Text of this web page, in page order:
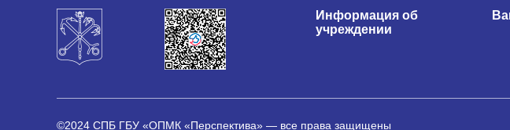
Информация об
учреждении
©2024 СПБ ГБУ «ОПМК «Перспектива» — все права защищены